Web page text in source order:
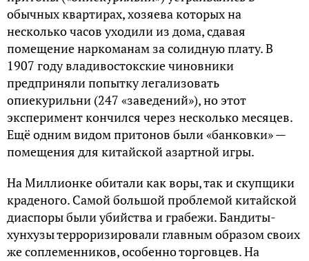
обычных квартирах, хозяева которых на
несколько часов уходили из дома, сдавая
помещение наркоманам за солидную плату. В
1907 году владивостокские чиновники
предприняли попытку легализовать
опиекурильни (247 «заведений»), но этот
эксперимент кончился через несколько месяцев.
Ещё одним видом притонов были «банковки» —
помещения для китайской азартной игры.
На Миллионке обитали как воры, так и скупщики
краденого. Самой большой проблемой китайской
диаспоры были убийства и грабежи. Бандиты-
хунхузы терроризировали главным образом своих
же соплеменников, особенно торговцев. На